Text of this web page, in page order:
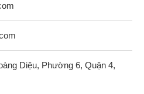
Diệu, Phường 6, Quận 4,